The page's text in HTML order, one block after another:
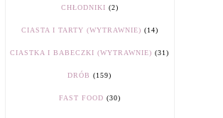
CHŁODNIKI (2)
CIASTA I TARTY (WYTRAWNIE) (14)
CIASTKA I BABECZKI (WYTRAWNIE) (31)
DRÓB (159)
FAST FOOD (30)